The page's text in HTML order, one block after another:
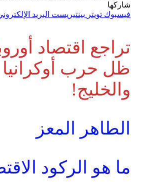
شاركها
فيسبوك تويتر بينتيريست البريد الإلكتروني
تراجع اقتصاد
ظل حرب أوكرانيا
والخليج!
الطاهر المعز
ما هو الركود